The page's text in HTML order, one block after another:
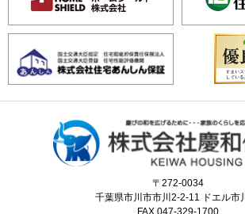
〒272-0034
千葉県市川市市川2-2-11 ドエル市
FAX.047-329-1700